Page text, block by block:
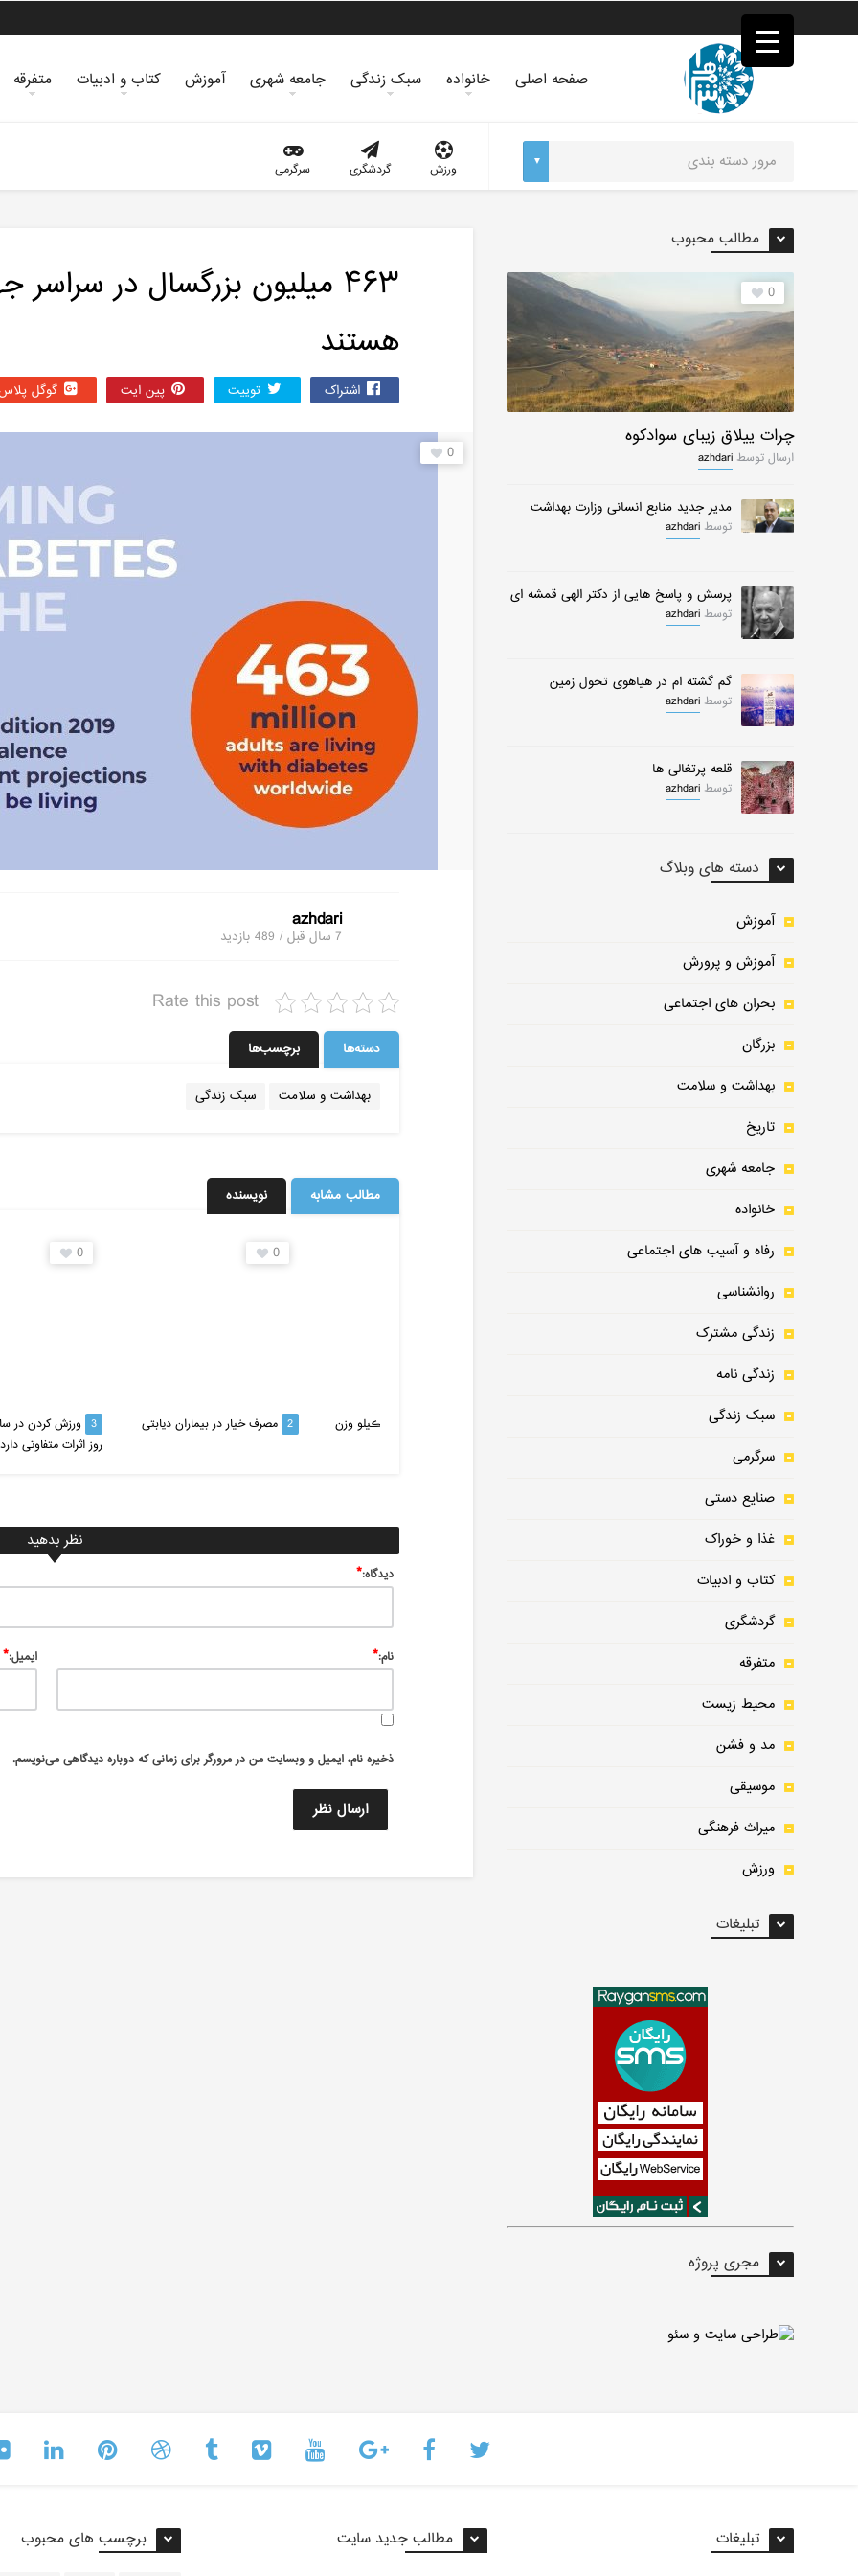
خون
صفحه اصلی خانواده سبک زندگی جامعه شهری آموزش کتاب و ادبیات متفرقه
ورزش گردشگری سرگرمی
۴۶۳ میلیون بزرگسال در
هستند
اشتراک توییت پین ایت گوگل‌
0
azhdari
7 سال قبل / 489 بازدید
Rate this post
دسته‌ها برچسب‌ها
بهداشت و سلامت سبک زندگی
مطالب مشابه نویسنده
0
2 مصرف خیار در بیماران دیابتی
0
3 ورزش کردن در
روز اثرات متفاوتی دارد
نظر بدهید
ديدگاه:*
نام:* ایمیل:*
ذخیره نام، ایمیل و وبسایت من در مرورگر برای زمانی که دوباره دیدگاهی می‌نویسم.
مطالب محبوب
0
چرات ییلاق زیبای سوادکوه
ارسال توسط azhdari
مدیر جدید منابع انسانی وزارت بهداشت
توسط azhdari
پرسش و پاسخ هایی از دکتر الهی قمشه ای
توسط azhdari
گم گشته ام در هیاهوی تحول زمین
توسط azhdari
قلعه پرتغالی ها
توسط azhdari
دسته های وبلاگ
آموزش
آموزش و پرورش
بحران های اجتماعی
بزرگان
بهداشت و سلامت
تاریخ
جامعه شهری
خانواده
رفاه و آسیب های اجتماعی
روانشناسی
زندگی مشترک
زندگی نامه
سبک زندگی
سرگرمی
صنایع دستی
غذا و خوراک
کتاب و ادبیات
گردشگری
متفرقه
محیط زیست
مد و فشن
موسیقی
میراث فرهنگی
ورزش
تبلیغات
مجری پروژه
برچسب های محبوب مطالب جدید سایت تبلیغات